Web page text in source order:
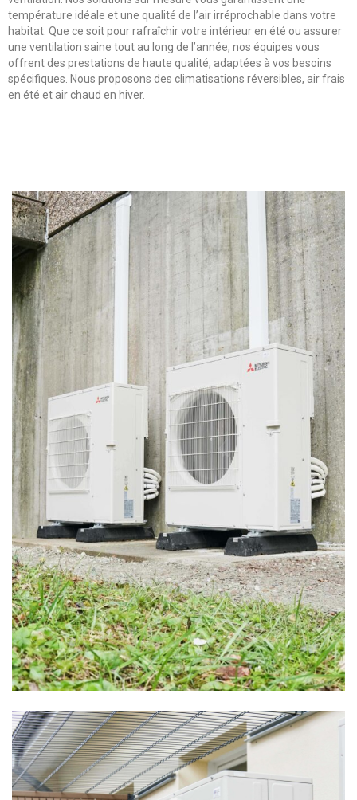
température idéale et une qualité de l’air irréprochable dans votre
habitat. Que ce soit pour rafraîchir votre intérieur en été ou assurer
une ventilation saine tout au long de l’année, nos équipes vous
offrent des prestations de haute qualité, adaptées à vos besoins
spécifiques. Nous proposons des climatisations réversibles, air frais
en été et air chaud en hiver.